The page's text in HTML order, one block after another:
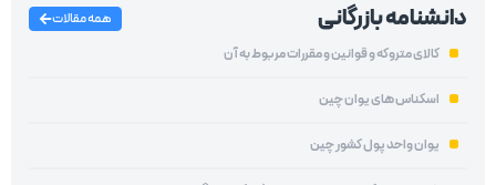
دانشنامه بازرگانی
همه مقالات
کالای متروکه و قوانین و مقررات مربوط به آن
اسکناس های یوان چین
یوان واحد پول کشور چین